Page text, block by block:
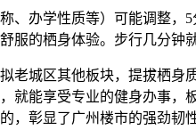
办学性质等）可能调整，5
服的栖身体验。步行几分钟
城区其他板块，提拔栖身
就能享受专业的健身办事，
，彰显了广州楼市的强劲韧